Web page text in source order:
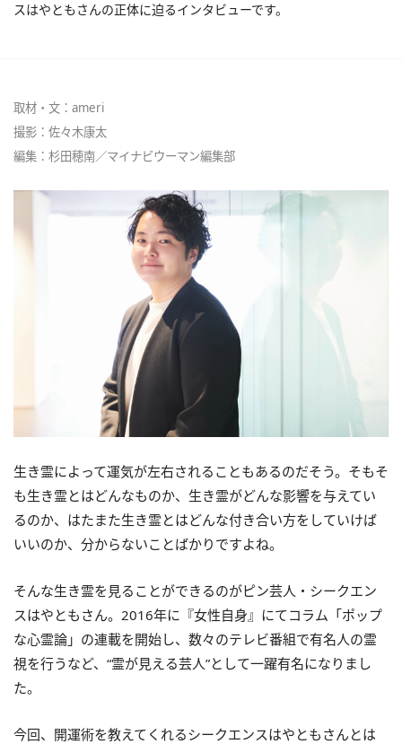
スはやともさんの正体に迫るインタビューです。
取材・文：ameri
撮影：佐々木康太
編集：杉田穂南／マイナビウーマン編集部
生き霊によって運気が左右されることもあるのだそう。そもそ
も生き霊とはどんなものか、生き霊がどんな影響を与えてい
るのか、はたまた生き霊とはどんな付き合い方をしていけば
いいのか、分からないことばかりですよね。
そんな生き霊を見ることができるのがピン芸人・シークエン
スはやともさん。2016年に『女性自身』にてコラム「ポップ
な心霊論」の連載を開始し、数々のテレビ番組で有名人の霊
視を行うなど、“霊が見える芸人”として一躍有名になりまし
た。
今回、開運術を教えてくれるシークエンスはやともさんとは